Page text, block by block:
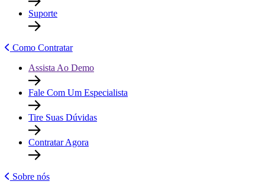
Suporte
Como Contratar
Assista Ao Demo
Fale Com Um Especialista
Tire Suas Dúvidas
Contratar Agora
Sobre nós